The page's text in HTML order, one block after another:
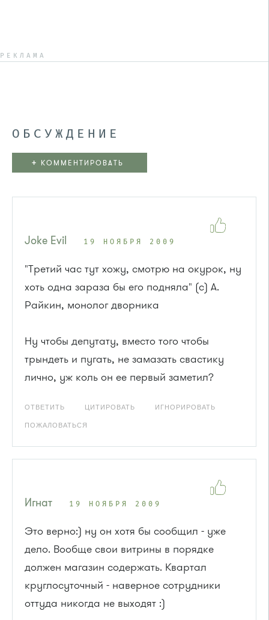
РЕКЛАМА
ОБСУЖДЕНИЕ
+ КОММЕНТИРОВАТЬ
Joke Evil 19 НОЯБРЯ 2009
"Третий час тут хожу, смотрю на окурок, ну
хоть одна зараза бы его подняла" (с) А.
Райкин, монолог дворника
Ну чтобы депутату, вместо того чтобы
трындеть и пугать, не замазать свастику
лично, уж коль он ее первый заметил?
ОТВЕТИТЬ ЦИТИРОВАТЬ ИГНОРИРОВАТЬ
ПОЖАЛОВАТЬСЯ
Игнат 19 НОЯБРЯ 2009
Это верно:) ну он хотя бы сообщил - уже
дело. Вообще свои витрины в порядке
должен магазин содержать. Квартал
круглосуточный - наверное сотрудники
оттуда никогда не выходят :)